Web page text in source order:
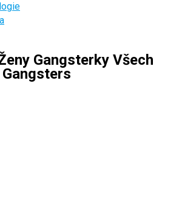
Gangsterky Všech